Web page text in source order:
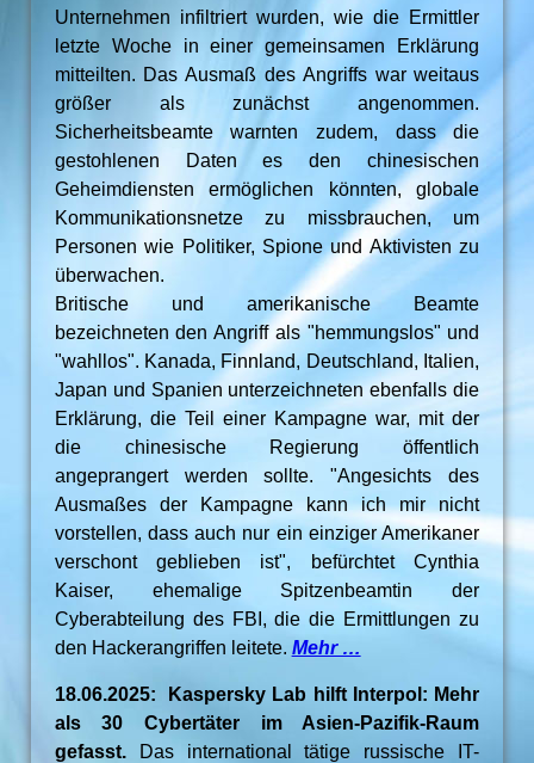
Unternehmen infiltriert wurden, wie die Ermittler
letzte Woche in einer gemeinsamen Erklärung
mitteilten. Das Ausmaß des Angriffs war weitaus
größer als zunächst angenommen.
Sicherheitsbeamte warnten zudem, dass die
gestohlenen Daten es den chinesischen
Geheimdiensten ermöglichen könnten, globale
Kommunikationsnetze zu missbrauchen, um
Personen wie Politiker, Spione und Aktivisten zu
überwachen.
Britische und amerikanische Beamte
bezeichneten den Angriff als "hemmungslos" und
"wahllos". Kanada, Finnland, Deutschland, Italien,
Japan und Spanien unterzeichneten ebenfalls die
Erklärung, die Teil einer Kampagne war, mit der
die chinesische Regierung öffentlich
angeprangert werden sollte. "Angesichts des
Ausmaßes der Kampagne kann ich mir nicht
vorstellen, dass auch nur ein einziger Amerikaner
verschont geblieben ist", befürchtet Cynthia
Kaiser, ehemalige Spitzenbeamtin der
Cyberabteilung des FBI, die die Ermittlungen zu
den Hackerangriffen leitete. Mehr …
18.06.2025: Kaspersky Lab hilft Interpol: Mehr
als 30 Cybertäter im Asien-Pazifik-Raum
gefasst.
Das international tätige russische IT-